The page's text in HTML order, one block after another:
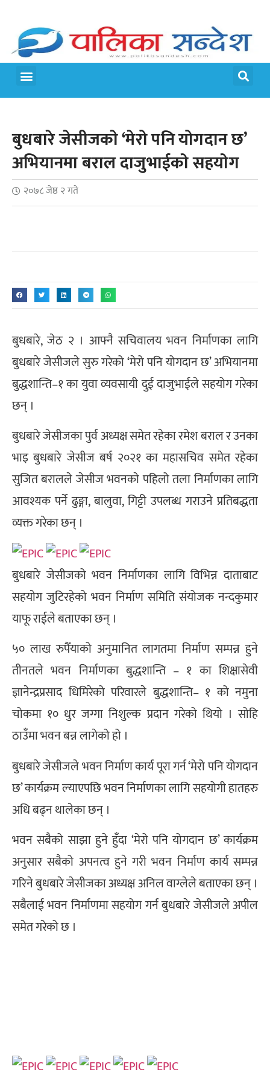
बुधबारे जेसीजकाे ‘मेरो पनि योगदान छ’
अभियानमा बराल दाजुभाईकाे सहयाेग
२०७८ जेष्ठ २ गते
बुधबारे, जेठ २ । आफ्नै सचिवालय भवन निर्माणका लागि
बुधबारे जेसीजले सुरु गरेको ‘मेरो पनि योगदान छ’ अभियानमा
बुद्धशान्ति–१ का युवा व्यवसायी दुई दाजुभाईले सहयोग गरेका
छन् ।
बुधबारे जेसीजका पुर्व अध्यक्ष समेत रहेका रमेश बराल र उनका
भाइ बुधबारे जेसीज बर्ष २०२१ का महासचिव समेत रहेका
सुजित बरालले जेसीज भवनकाे पहिलो तला निर्माणका लागि
आवश्यक पर्ने ढुङ्गा, बालुवा, गिट्टी उपलब्ध गराउने प्रतिबद्धता
व्यक्त गरेका छन् ।
बुधबारे जेसीजको भवन निर्माणका लागि विभिन्न दाताबाट
सहयाेग जुटिरहेको भवन निर्माण समिति संयोजक नन्दकुमार
याफू राईले बताएका छन् ।
५० लाख रुपैँयाको अनुमानित लागतमा निर्माण सम्पन्न हुने
तीनतले भवन निर्माणका बुद्धशान्ति – १ का शिक्षासेवी
ज्ञानेन्द्रप्रसाद धिमिरेको परिवारले बुद्धशान्ति– १ को नमुना
चोकमा १० धुर जग्गा निशुल्क प्रदान गरेको थियो । सोहि
ठाउँमा भवन बन्न लागेको हो ।
बुधबारे जेसीजले भवन निर्माण कार्य पूरा गर्न ‘मेरो पनि योगदान
छ’ कार्यक्रम ल्याएपछि भवन निर्माणका लागि सहयोगी हातहरु
अधि बढ्न थालेका छन् ।
भवन सबैको साझा हुने हुँदा ‘मेरो पनि योगदान छ’ कार्यक्रम
अनुसार सबैको अपनत्व हुने गरी भवन निर्माण कार्य सम्पन्न
गरिने बुधबारे जेसीजका अध्यक्ष अनिल वाग्लेले बताएका छन् ।
सबैलाई भवन निर्माणमा सहयोग गर्न बुधबारे जेसीजले अपील
समेत गरेको छ ।